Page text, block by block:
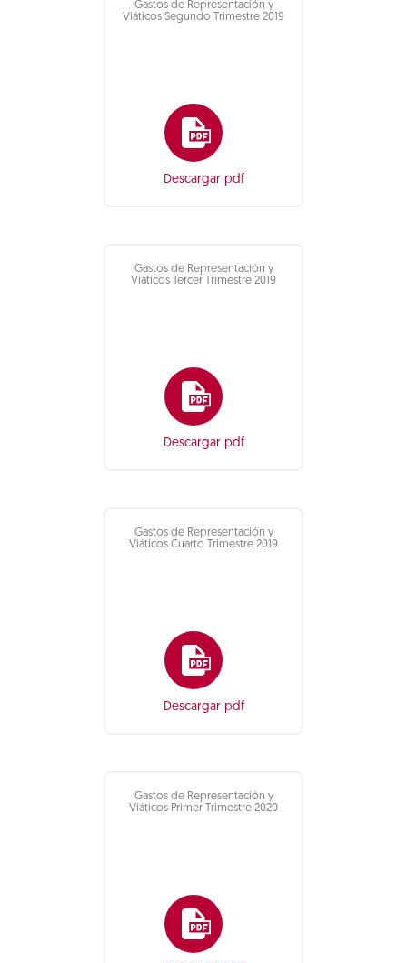
Gastos de Representación y
Viáticos Segundo Trimestre 2019
Descargar pdf
Gastos de Representación y
Viáticos Tercer Trimestre 2019
Descargar pdf
Gastos de Representación y
Viáticos Cuarto Trimestre 2019
Descargar pdf
Gastos de Representación y
Viáticos Primer Trimestre 2020